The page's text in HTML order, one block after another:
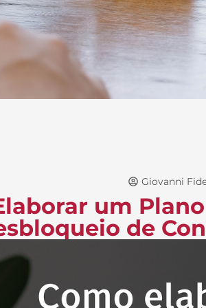
Giovanni
um
de